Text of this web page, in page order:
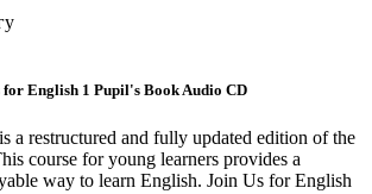
for English 1 Pupil's Book Audio CD
a restructured and fully updated edition of the
course for young learners provides a
way to learn English. Join Us for English